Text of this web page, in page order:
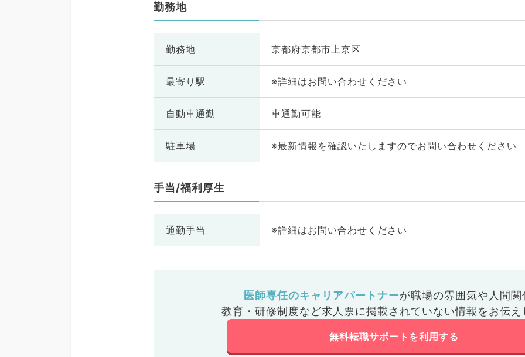
勤務地
勤務地 京都府京都市上京区
最寄り駅 ※詳細はお問い合わせください
自動車通勤 車通勤可能
駐車場 ※最新情報を確認いたしますのでお問い合わせください
手当/福利厚生
通勤手当 ※詳細はお問い合わせください
医師専任のキャリアパートナーが職場の雰囲気や人間関
教育・研修制度など求人票に掲載されていない情報をお伝え
無料転職サポートを利用する